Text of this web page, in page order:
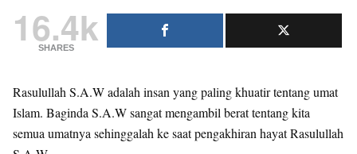
16.4k
SHARES
Rasulullah S.A.W adalah insan yang paling khuatir tentang umat
Islam. Baginda S.A.W sangat mengambil berat tentang kita
semua umatnya sehinggalah ke saat pengakhiran hayat Rasulullah